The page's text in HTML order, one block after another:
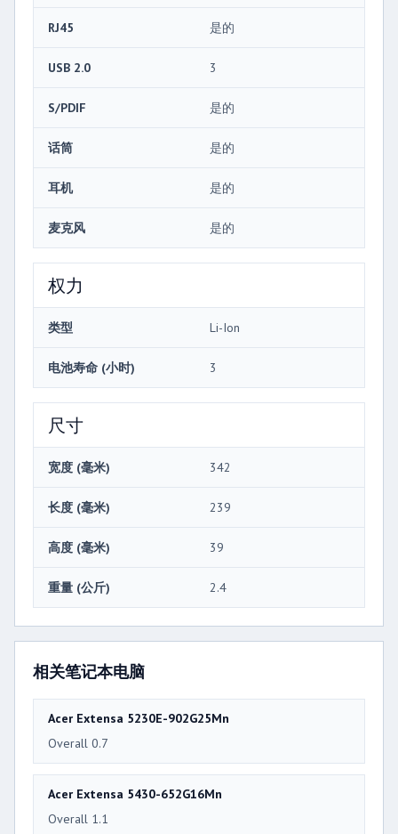
RJ45 是的
USB 2.0 3
S/PDIF 是的
话筒 是的
耳机 是的
麦克风 是的
权力
类型 Li-Ion
电池寿命 (小时) 3
尺寸
宽度 (毫米) 342
长度 (毫米) 239
高度 (毫米) 39
重量 (公斤) 2.4
相关笔记本电脑
Acer Extensa 5230E-902G25Mn
Overall 0.7
Acer Extensa 5430-652G16Mn
Overall 1.1